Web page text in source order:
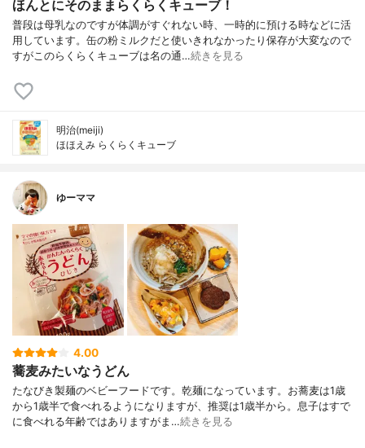
ほんとにそのままらくらくキューブ！
普段は母乳なのですが体調がすぐれない時、一時的に預ける時などに活
用しています。缶の粉ミルクだと使いきれなかったり保存が大変なので
すがこのらくらくキューブは名の通…続きを見る
明治(meiji)
ほほえみ らくらくキューブ
ゆーママ
4.00
蕎麦みたいなうどん
たなびき製麺のベビーフードです。乾麺になっています。お蕎麦は1歳
から1歳半で食べれるようになりますが、推奨は1歳半から。息子はすで
に食べれる年齢ではありますがま…続きを見る